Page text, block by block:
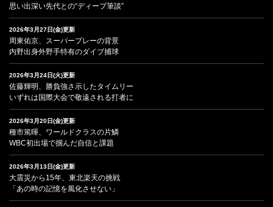
思い出深い先代との“ディープ筆談”
2026年3月27日(金)更新
周東佑京、スーパープレーの背景
内野出身外野手特有のダイブ捕球
2026年3月24日(火)更新
佐藤輝明、勝負強さ示したタイムリー
いずれは国際大会で敬遠される打者に
2026年3月20日(金)更新
種市篤暉、ワールドクラスの片鱗
WBC初出場で掴んだ自信と課題
2026年3月13日(金)更新
大震災から15年、東北楽天の挑戦
「あの時の記憶を風化させない」